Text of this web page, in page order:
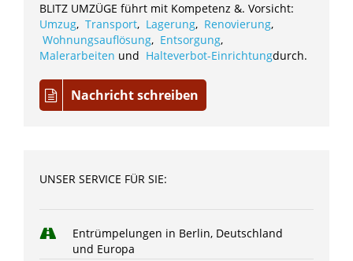
BLITZ UMZÜGE führt mit Kompetenz &. Vorsicht:
Umzug, Transport, Lagerung, Renovierung,
Wohnungsauflösung, Entsorgung,
Malerarbeiten und Halteverbot-Einrichtungdurch.
Nachricht schreiben
UNSER SERVICE FÜR SIE:
Entrümpelungen in Berlin, Deutschland
und Europa